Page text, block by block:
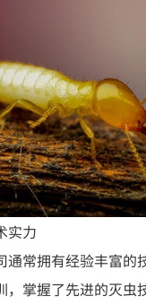
实力
通常拥有经验丰富的
，掌握了先进的灭虫